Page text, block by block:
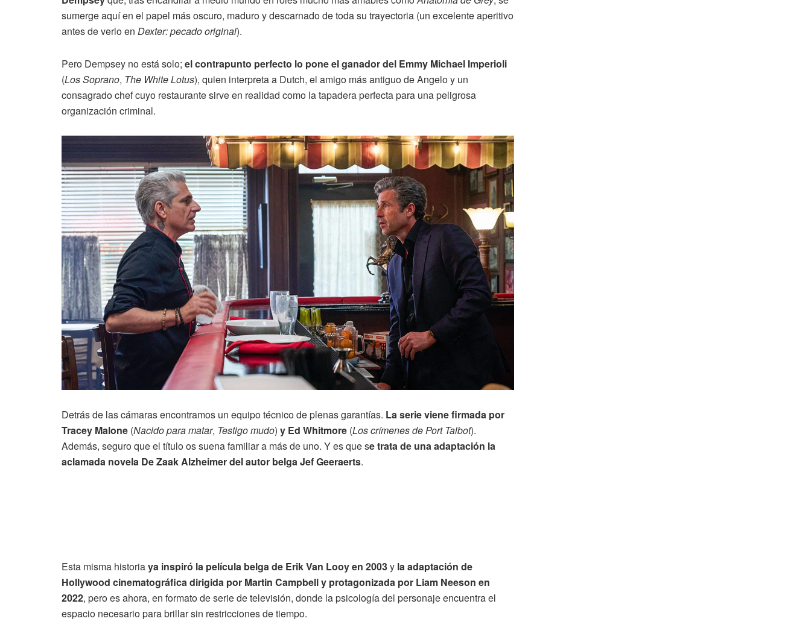
sumerge aquí en el papel más oscuro, maduro y descarnado de toda su trayectoria (un excelente aperitivo
antes de verlo en Dexter: pecado original).
Pero Dempsey no está solo; el contrapunto perfecto lo pone el ganador del Emmy Michael Imperioli
(Los Soprano, The White Lotus), quien interpreta a Dutch, el amigo más antiguo de Angelo y un
consagrado chef cuyo restaurante sirve en realidad como la tapadera perfecta para una peligrosa
organización criminal.
Detrás de las cámaras encontramos un equipo técnico de plenas garantías. La serie viene firmada por
Tracey Malone (Nacido para matar, Testigo mudo) y Ed Whitmore (Los crímenes de Port Talbot).
Además, seguro que el título os suena familiar a más de uno. Y es que se trata de una adaptación la
aclamada novela De Zaak Alzheimer del autor belga Jef Geeraerts.
Esta misma historiaya inspiró la película belga de Erik Van Looy en 2003y la adaptación de
Hollywood cinematográfica dirigida por Martin Campbell y protagonizada por Liam Neeson en
2022, pero es ahora, en formato de serie de televisión, donde la psicología del personaje encuentra el
espacio necesario para brillar sin restricciones de tiempo.